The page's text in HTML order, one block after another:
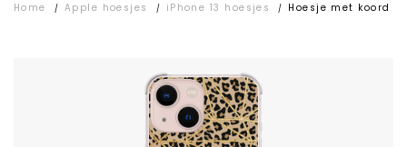
Home / Apple hoesjes / iPhone 13 hoesjes / Hoesje met koord